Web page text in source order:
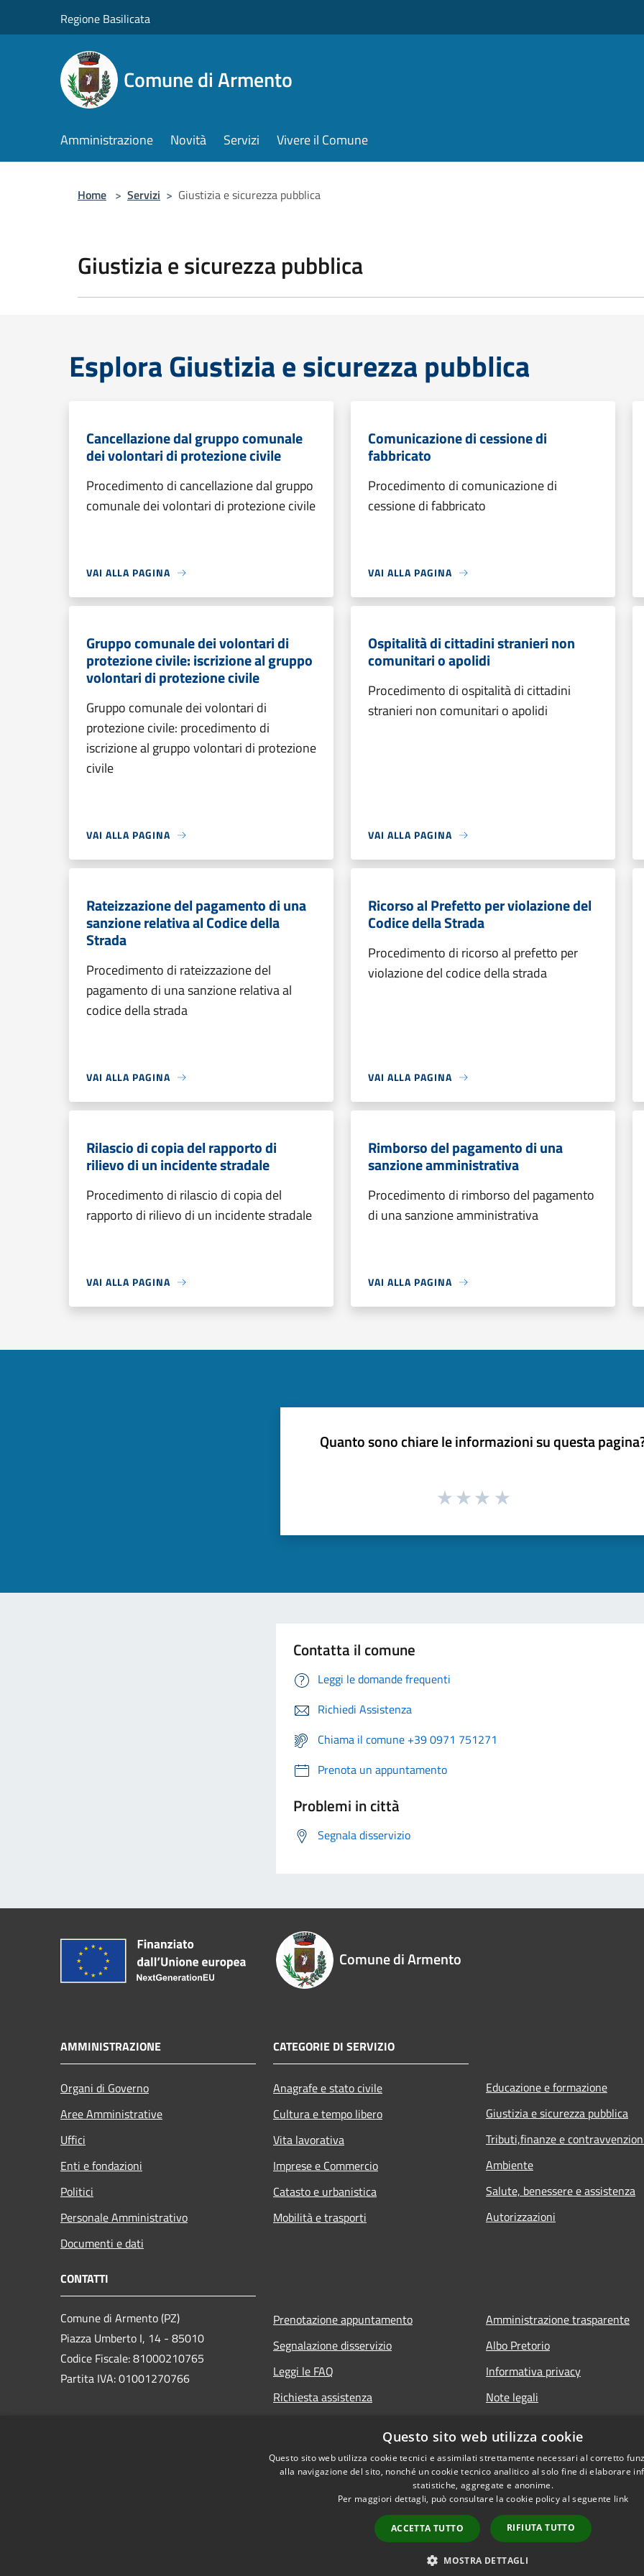
Regione Basilicata
Comune di Armento
Amministrazione Novità Servizi Vivere il Comune
Home > Servizi > Giustizia e sicurezza pubblica
Giustizia e sicurezza pubblica
Esplora Giustizia e sicurezza pubblica
Cancellazione dal gruppo comunale
dei volontari di protezione civile
Procedimento di cancellazione dal gruppo
comunale dei volontari di protezione civile
VAI ALLA PAGINA
Comunicazione di cessione di
fabbricato
Procedimento di comunicazione di
cessione di fabbricato
VAI ALLA PAGINA
Gruppo comunale dei volontari di
protezione civile: iscrizione al gruppo
volontari di protezione civile
Gruppo comunale dei volontari di
protezione civile: procedimento di
iscrizione al gruppo volontari di protezione
civile
VAI ALLA PAGINA
Ospitalità di cittadini stranieri non
comunitari o apolidi
Procedimento di ospitalità di cittadini
stranieri non comunitari o apolidi
VAI ALLA PAGINA
Rateizzazione del pagamento di una
sanzione relativa al Codice della
Strada
Procedimento di rateizzazione del
pagamento di una sanzione relativa al
codice della strada
VAI ALLA PAGINA
Ricorso al Prefetto per violazione del
Codice della Strada
Procedimento di ricorso al prefetto per
violazione del codice della strada
VAI ALLA PAGINA
Rilascio di copia del rapporto di
rilievo di un incidente stradale
Procedimento di rilascio di copia del
rapporto di rilievo di un incidente stradale
VAI ALLA PAGINA
Rimborso del pagamento di una
sanzione amministrativa
Procedimento di rimborso del pagamento
di una sanzione amministrativa
VAI ALLA PAGINA
Quanto sono chiare le informazioni su questa
Contatta il comune
Leggi le domande frequenti
Richiedi Assistenza
Chiama il comune +39 0971 751271
Prenota un appuntamento
Problemi in città
Segnala disservizio
Comune di Armento
AMMINISTRAZIONE
Organi di Governo
Aree Amministrative
Uffici
Enti e fondazioni
Politici
Personale Amministrativo
Documenti e dati
CATEGORIE DI SERVIZIO
Anagrafe e stato civile
Cultura e tempo libero
Vita lavorativa
Imprese e Commercio
Catasto e urbanistica
Mobilità e trasporti
Educazione e formazione
Giustizia e sicurezza pubblica
Tributi,finanze e
Ambiente
Salute, benessere e assistenza
Autorizzazioni
CONTATTI
Comune di Armento (PZ)
Piazza Umberto I, 14 - 85010
Codice Fiscale: 81000210765
Partita IVA: 01001270766
Prenotazione appuntamento
Segnalazione disservizio
Leggi le FAQ
Richiesta assistenza
Amministrazione trasparente
Albo Pretorio
Informativa privacy
Note legali
Copyright © 2026 • Comune
Questo sito web utilizza cookie
Questo sito web utilizza cookie tecnici e assimilati strettamente necessari al corretto
alla navigazione del sito, nonché un cookie tecnico analitico al solo fine di elaborare
statistiche, aggregate e anonime.
Per maggiori dettagli, può consultare la cookie policy al seguente link
ACCETTA TUTTO RIFIUTA TUTTO
MOSTRA DETTAGLI